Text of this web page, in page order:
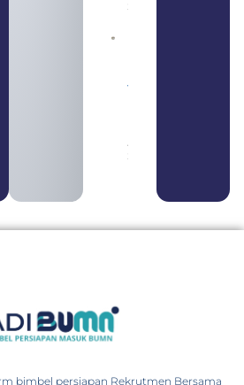
yang
August 4,
bimbel persiapan Rekrutmen Bersama